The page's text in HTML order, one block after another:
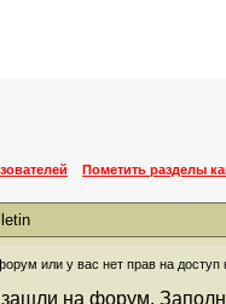
Пометить разделы
или у вас нет прав на доступ
на форум.